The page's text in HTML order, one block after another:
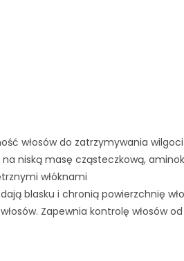
włosów do zatrzymywania
niską masę cząsteczkową,
włóknami
blasku i chronią powierzchnię
Zapewnia kontrolę włosów